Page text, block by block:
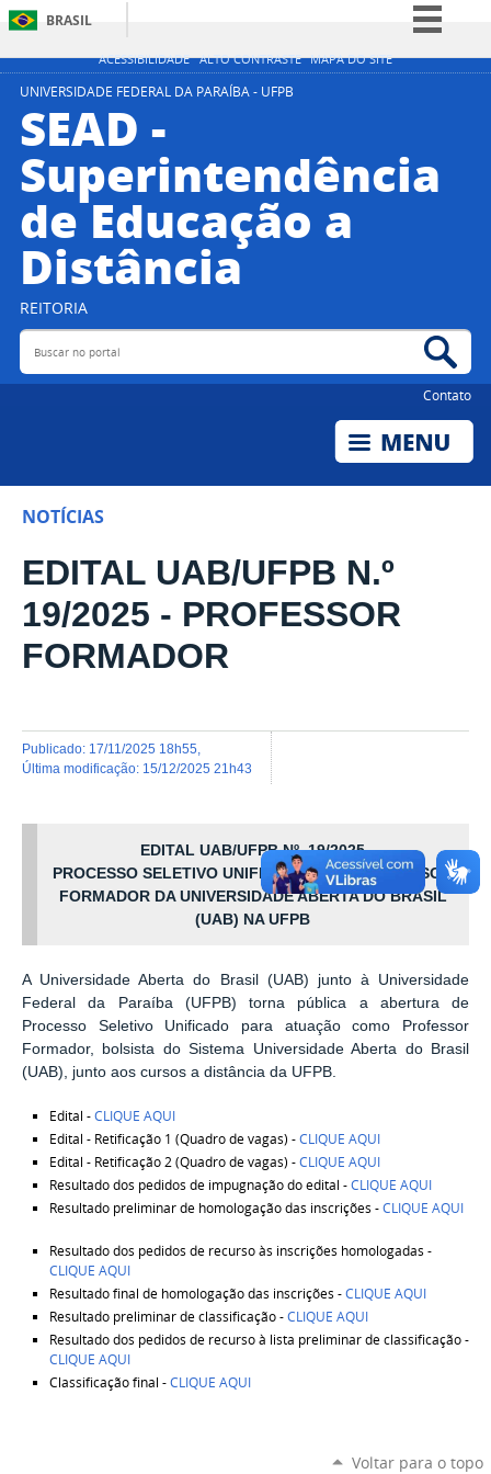
ACESSIBILIDADE ALTO CONTRASTE MAPA DO SITE
BRASIL
Simplifique!
Acesso à informação
Legislação
Canais
UNIVERSIDADE FEDERAL DA PARAÍBA - UFPB
SEAD -
Superintendência
de Educação a
Distância
REITORIA
Buscar no portal
Contato
NOTÍCIAS
EDITAL UAB/UFPB N.º
19/2025 - PROFESSOR
FORMADOR
publicado: 17/11/2025 18h55
última modificação: 15/12/2025 21h43
EDITAL UAB/UFPB Nº. 19/2025
PROCESSO SELETIVO UNIFICADO PARA PROFESSOR
FORMADOR DA UNIVERSIDADE ABERTA DO BRASIL
(UAB) NA UFPB
A Universidade Aberta do Brasil (UAB) junto à Universidade
Federal da Paraíba (UFPB) torna pública a abertura de
Processo Seletivo Unificado para atuação como Professor
Formador, bolsista do Sistema Universidade Aberta do Brasil
(UAB), junto aos cursos a distância da UFPB.
Edital -CLIQUE AQUI
Edital - Retificação 1 (Quadro de vagas) -CLIQUE AQUI
Edital - Retificação 2 (Quadro de vagas) -CLIQUE AQUI
Resultado dos pedidos de impugnação do edital -CLIQUE AQUI
Resultado preliminar de homologação das inscrições -CLIQUE AQUI
Resultado dos pedidos de recurso às inscrições homologadas -
CLIQUE AQUI
Resultado final de homologação das inscrições -CLIQUE AQUI
Resultado preliminar de classificação -CLIQUE AQUI
Resultado dos pedidos de recurso à lista preliminar de classificação -
CLIQUE AQUI
Classificação final -CLIQUE AQUI
Voltar para o topo